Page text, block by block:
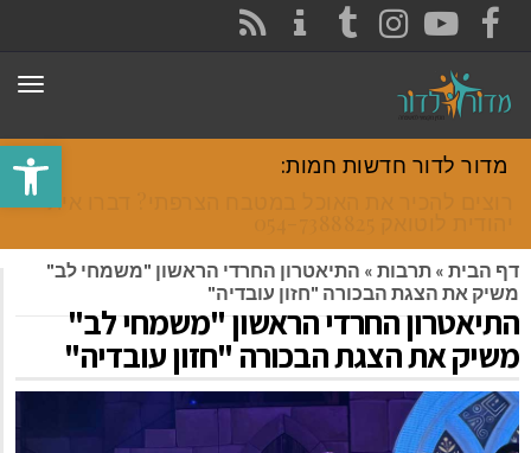
פתח
FACEBOOK
YOUTUBE
INSTAGRAM
TUMBLR
מדור לדור חדשות חמות:
רוצים להכיר את האוכל במטבח הצרפתי? דברו איתי
דף הבית » תרבות » התיאטרון החרדי הראשון "משמחי לב"
משיק את הצגת הבכורה "חזון עובדיה"
התיאטרון החרדי הראשון "משמחי לב"
משיק את הצגת הבכורה "חזון עובדיה"